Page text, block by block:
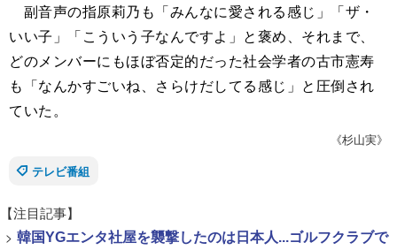
副音声の指原莉乃も「みんなに愛される感じ」「ザ・
いい子」「こういう子なんですよ」と褒め、それまで、
どのメンバーにもほぼ否定的だった社会学者の古市憲寿
も「なんかすごいね、さらけだしてる感じ」と圧倒され
ていた。
《杉山実》
テレビ番組
【注目記事】
> 韓国YGエンタ社屋を襲撃したのは日本人...ゴルフクラブで